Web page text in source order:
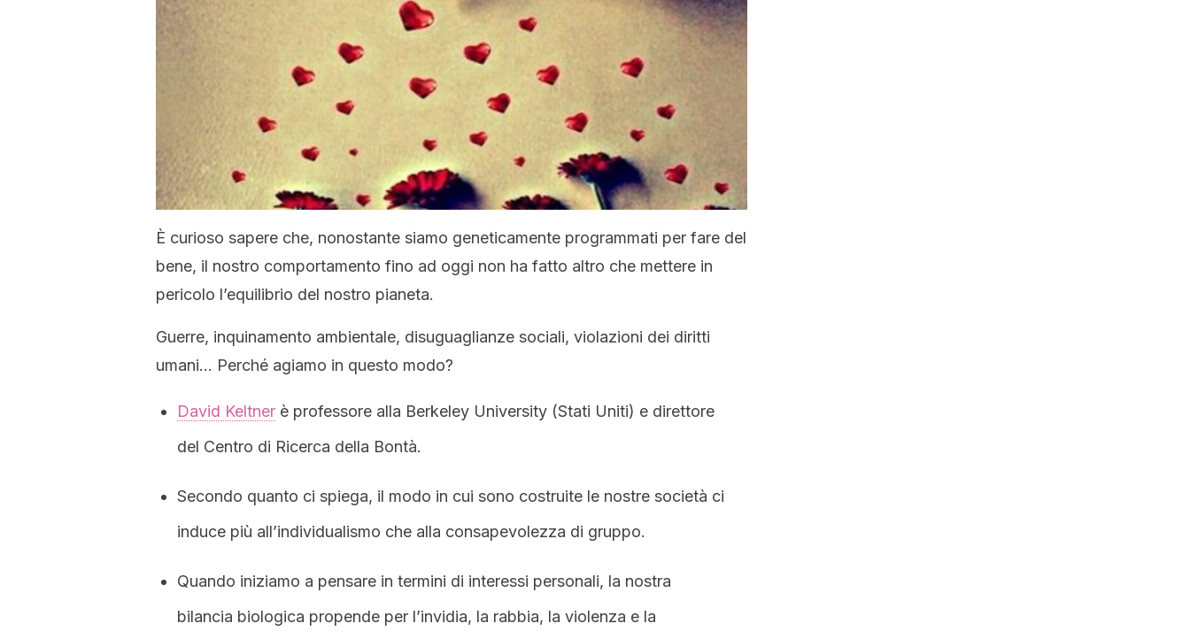
È curioso sapere che, nonostante siamo geneticamente programmati per fare del
bene, il nostro comportamento fino ad oggi non ha fatto altro che mettere in
pericolo l’equilibrio del nostro pianeta.
Guerre, inquinamento ambientale, disuguaglianze sociali, violazioni dei diritti
umani… Perché agiamo in questo modo?
David Keltner è professore alla Berkeley University (Stati Uniti) e direttore
del Centro di Ricerca della Bontà.
Secondo quanto ci spiega, il modo in cui sono costruite le nostre società ci
induce più all’individualismo che alla consapevolezza di gruppo.
Quando iniziamo a pensare in termini di interessi personali, la nostra
bilancia biologica propende per l’invidia, la rabbia, la violenza e la